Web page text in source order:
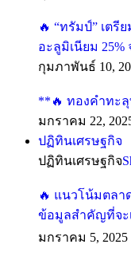
🔥 “ทรัมป์” เตรี
อะลูมิเนียม
กุมภาพันธ์ 10,
**🔥 ทองคำทะ
มกราคม 22,
ปฏิทินเศรษฐกิจ
ปฏิทินเศรษฐกิจ
🔥 แนวโน้มตลา
ข้อมูลสำคัญที่จะ
มกราคม 5, 2025